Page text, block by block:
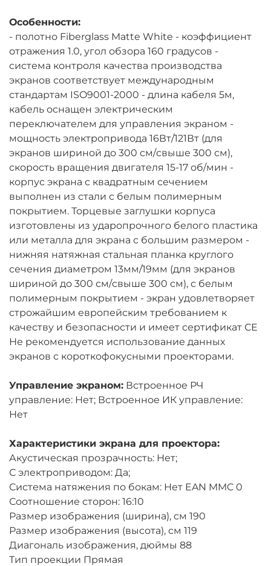
Особенности:
- полотно Fiberglass Matte White - коэффициент
отражения 1.0, угол обзора 160 градусов -
система контроля качества производства
экранов соответствует международным
стандартам ISO9001-2000 - длина кабеля 5м,
кабель оснащен электрическим
переключателем для управления экраном -
мощность электропривода 16Вт/121Вт (для
экранов шириной до 300 см/свыше 300 см),
скорость вращения двигателя 15-17 об/мин -
корпус экрана с квадратным сечением
выполнен из стали с белым полимерным
покрытием. Торцевые заглушки корпуса
изготовлены из ударопрочного белого пластика
или металла для экрана с большим размером -
нижняя натяжная стальная планка круглого
сечения диаметром 13мм/19мм (для экранов
шириной до 300 см/свыше 300 см), с белым
полимерным покрытием - экран удовлетворяет
строжайшим европейским требованием к
качеству и безопасности и имеет сертификат СЕ
Не рекомендуется использование данных
экранов с короткофокусными проекторами.
Управление экраном: Встроенное РЧ
управление: Нет; Встроенное ИК управление:
Нет
Характеристики экрана для проектора:
Акустическая прозрачность: Нет;
С электроприводом: Да;
Система натяжения по бокам: Нет EAN MMC 0
Соотношение сторон: 16:10
Размер изображения (ширина), см 190
Размер изображения (высота), см 119
Диагональ изображения, дюймы 88
Тип проекции Прямая